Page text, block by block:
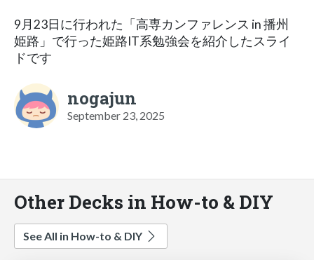
9月23日に行われた「高専カンファレンス in 播州
姫路」で行った姫路IT系勉強会を紹介したスライ
ドです
nogajun
September 23, 2025
Other Decks in How-to & DIY
See All in How-to & DIY